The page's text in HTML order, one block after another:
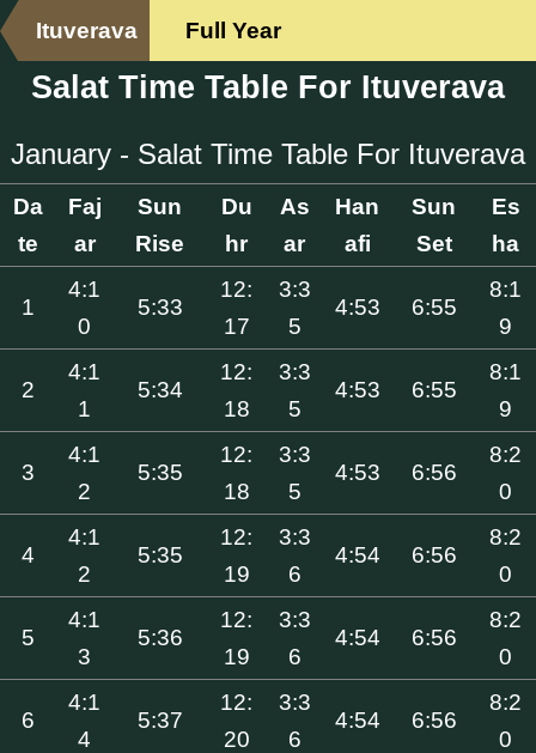
Ituverava Full Year
Salat Time Table For Ituverava
January - Salat Time Table For Ituverava
Da
te
Faj
ar
Sun
Rise
Du
hr
As
ar
Han
afi
Sun
Set
Es
ha
1
4:1
0
5:33
12:
17
3:3
5
4:53 6:55
8:1
9
2
4:1
1
5:34
12:
18
3:3
5
4:53 6:55
8:1
9
3
4:1
2
5:35
12:
18
3:3
5
4:53 6:56
8:2
0
4
4:1
2
5:35
12:
19
3:3
6
4:54 6:56
8:2
0
5
4:1
3
5:36
12:
19
3:3
6
4:54 6:56
8:2
0
6
4:1
4
5:37
12:
20
3:3
6
4:54 6:56
8:2
0